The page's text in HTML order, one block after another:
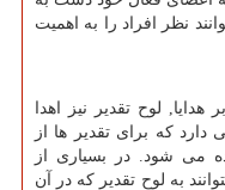
نظر افراد را به اهمیت
لوح تقدیر نیز اهدا
دارد که برای تقدیر ها از
می شود. در بسیاری از
به لوح تقدیر که در آن